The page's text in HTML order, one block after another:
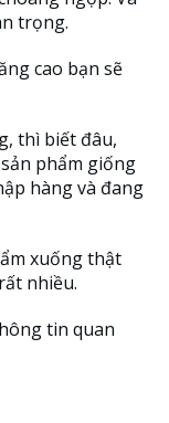
trọng.
cao bạn sẽ
thì biết đâu,
phẩm giống
hàng và đang
xuống thật
nhiều.
tin quan